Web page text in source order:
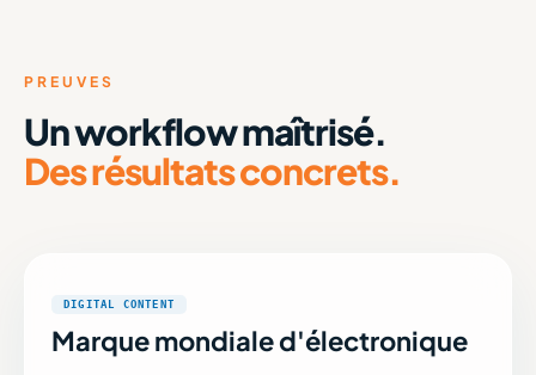
PREUVES
Un workflow maîtrisé.
Des résultats concrets.
DIGITAL CONTENT
Marque mondiale d'électronique